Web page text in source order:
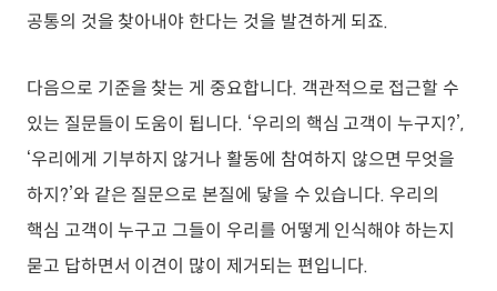
공통의 것을 찾아내야 한다는 것을 발견하게 되죠.
다음으로 기준을 찾는 게 중요합니다. 객관적으로 접근할 수
있는 질문들이 도움이 됩니다. ‘우리의 핵심 고객이 누구지?’,
‘우리에게 기부하지 않거나 활동에 참여하지 않으면 무엇을
하지?’와 같은 질문으로 본질에 닿을 수 있습니다. 우리의
핵심 고객이 누구고 그들이 우리를 어떻게 인식해야 하는지
묻고 답하면서 이견이 많이 제거되는 편입니다.